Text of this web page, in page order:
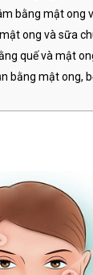
bằng mật ong
ong và sữa
quế và mật
bằng mật ong,